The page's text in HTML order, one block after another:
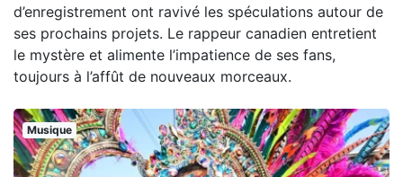
d’enregistrement ont ravivé les spéculations autour de
ses prochains projets. Le rappeur canadien entretient
le mystère et alimente l’impatience de ses fans,
toujours à l’affût de nouveaux morceaux.
Musique